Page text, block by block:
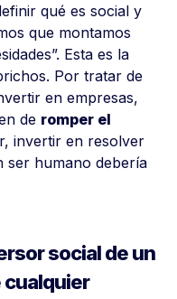
qué es social y
que montamos
Esta es la
Por tratar de
en empresas,
de romper el
invertir en resolver
ser humano debería
social de un